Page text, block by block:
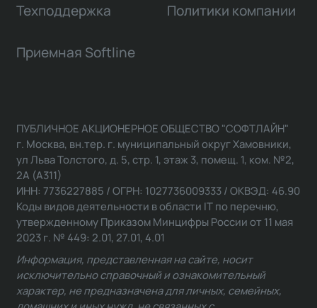
Техподдержка Политики компании
Приемная Softline
ПУБЛИЧНОЕ АКЦИОНЕРНОЕ ОБЩЕСТВО "СОФТЛАЙН"
г. Москва, вн.тер. г. муниципальный округ Хамовники,
ул Льва Толстого, д. 5, стр. 1, этаж 3, помещ. 1, ком. №2,
2А (А311)
ИНН: 7736227885 / ОГРН: 1027736009333 / ОКВЭД: 46.90
Коды видов деятельности в области IT по перечню,
утвержденному Приказом Минцифры России от 11 мая
2023 г. № 449: 2.01, 27.01, 4.01
Информация, представленная на сайте, носит
исключительно справочный и ознакомительный
характер, не предназначена для личных, семейных,